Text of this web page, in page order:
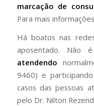
marcação de
Para mais informações
Há boatos nas
aposentado. Não
atendendo
9460) e
casos das pessoas
pelo Dr. Nilton